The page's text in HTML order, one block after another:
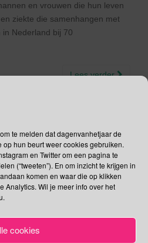
te melden dat dagenvanhetjaar de
hun beurt weer cookies gebruiken.
en Twitter om een pagina te
(“tweeten”). En om inzicht te krijgen in
komen en waar die op klikken
Analytics. Wil je meer info over het
cookies
en vrouwen die hun leven
ziekte die samenhangen met
in Nederland bij 70
Lees verder